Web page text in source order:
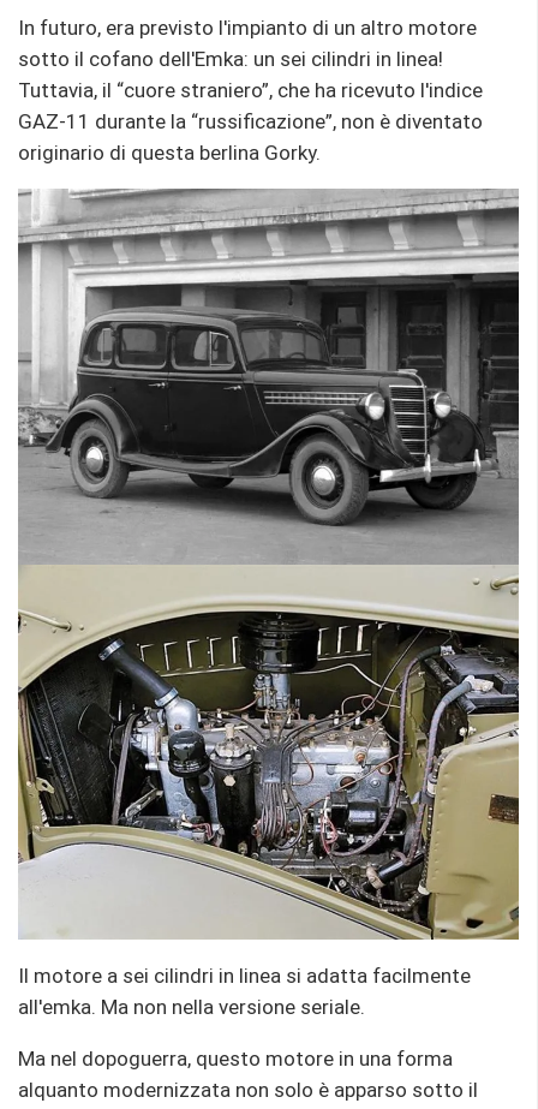
In futuro, era previsto l'impianto di un altro motore
sotto il cofano dell'Emka: un sei cilindri in linea!
Tuttavia, il “cuore straniero”, che ha ricevuto l'indice
GAZ-11 durante la “russificazione”, non è diventato
originario di questa berlina Gorky.
Il motore a sei cilindri in linea si adatta facilmente
all'emka. Ma non nella versione seriale.
Ma nel dopoguerra, questo motore in una forma
alquanto modernizzata non solo è apparso sotto il